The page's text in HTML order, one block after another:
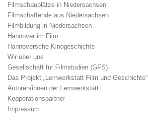
Filmschauplätze in Niedersachsen
Filmschaffende aus Niedersachsen
Filmbildung in Niedersachsen
Hannover im Film
Hannoversche Kinogeschichte
Wir über uns
Gesellschaft für Filmstudien (GFS)
Das Projekt „Lernwerkstatt Film und Geschichte“
Autoren/innen der Lernwerkstatt
Kooperationspartner
Impressum